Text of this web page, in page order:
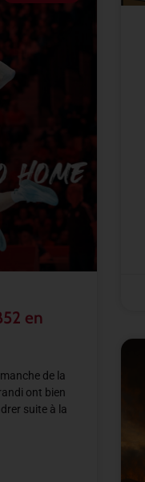
en
de la
ont bien
suite à la